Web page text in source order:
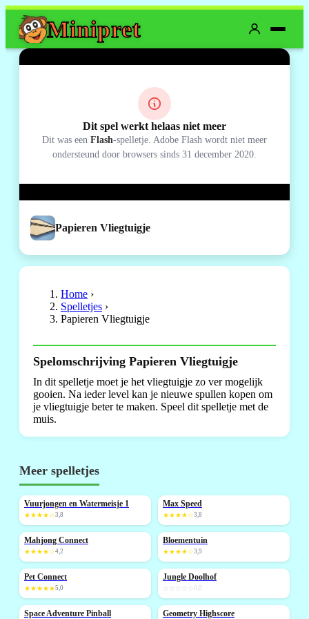
Minipret
Dit spel werkt helaas niet meer
Dit was een Flash-spelletje. Adobe Flash wordt niet meer
ondersteund door browsers sinds 31 december 2020.
Papieren Vliegtuigje
Home ›
Spelletjes ›
Papieren Vliegtuigje
Spelomschrijving Papieren Vliegtuigje
In dit spelletje moet je het vliegtuigje zo ver mogelijk
gooien. Na ieder level kan je nieuwe spullen kopen om
je vliegtuigje beter te maken. Speel dit spelletje met de
muis.
Meer spelletjes
Vuurjongen en Watermeisje 1
★★★★☆3,8
NIEUW
Max Speed
★★★★☆3,8
NIEUW
Mahjong Connect
★★★★☆4,2
Bloementuin
★★★★☆3,9
NIEUW
Pet Connect
★★★★★5,0
NIEUW
Jungle Doolhof
0,0
NIEUW
Space Adventure Pinball NIEUW
Geometry Highscore